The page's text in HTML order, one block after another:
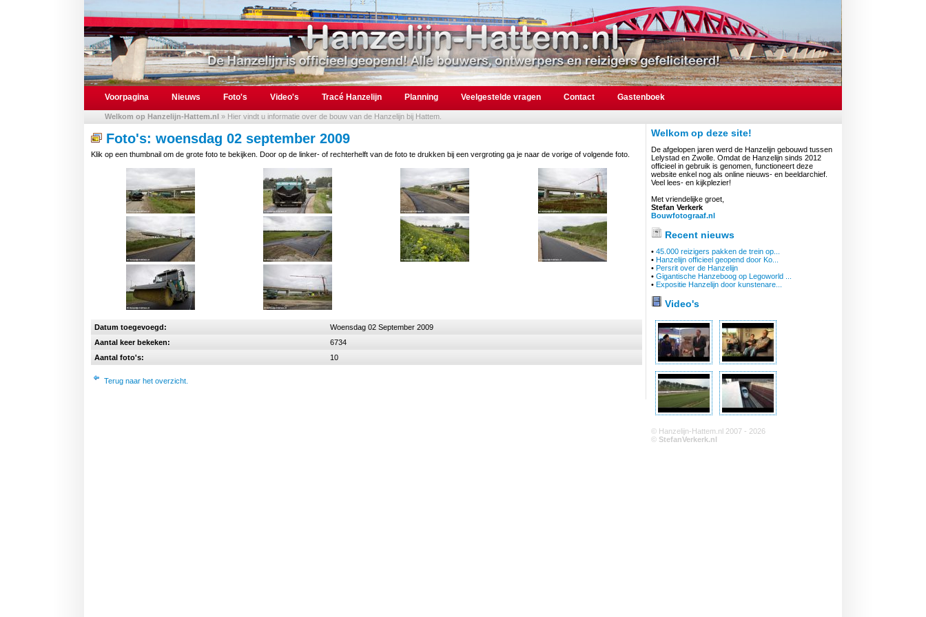
Voorpagina Nieuws Foto's Video's Tracé Hanzelijn Planning Veelgestelde vragen Contact Gastenboek
Welkom op Hanzelijn-Hattem.nl » Hier vindt u informatie over de bouw van de Hanzelijn bij Hattem.
Foto's: woensdag 02 september 2009
Klik op een thumbnail om de grote foto te bekijken. Door op de linker- of rechterhelft van de foto te drukken bij een vergroting ga je naar de vorige of volgende foto.
Datum toegevoegd:
Woensdag 02 September 2009
Aantal keer bekeken:
6734
Aantal foto's:
10
Terug naar het overzicht.
Welkom op deze site!
De afgelopen jaren werd de Hanzelijn gebouwd tussen
Lelystad en Zwolle. Omdat de Hanzelijn sinds 2012
officieel in gebruik is genomen, functioneert deze
website enkel nog als online nieuws- en beeldarchief.
Veel lees- en kijkplezier!
Met vriendelijke groet,
Stefan Verkerk
Bouwfotograaf.nl
Recent nieuws
• 45.000 reizigers pakken de trein op...
• Hanzelijn officieel geopend door Ko...
• Persrit over de Hanzelijn
• Gigantische Hanzeboog op Legoworld ...
• Expositie Hanzelijn door kunstenare...
Video's
© Hanzelijn-Hattem.nl 2007 - 2026
© StefanVerkerk.nl